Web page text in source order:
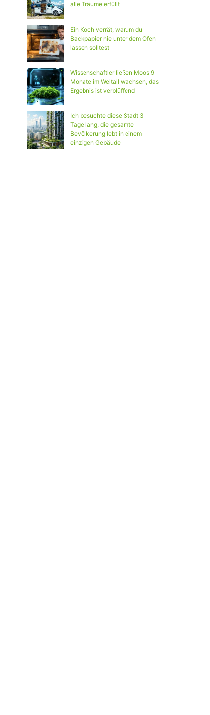
alle Träume erfüllt
Ein Koch verrät, warum du
Backpapier nie unter dem Ofen
lassen solltest
Wissenschaftler ließen Moos 9
Monate im Weltall wachsen, das
Ergebnis ist verblüffend
Ich besuchte diese Stadt 3
Tage lang, die gesamte
Bevölkerung lebt in einem
einzigen Gebäude